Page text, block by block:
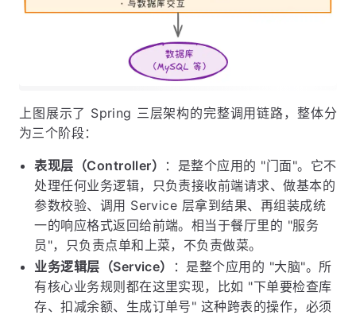
上图展示了 Spring 三层架构的完整调用链路，整体分
为三个阶段：
表现层（Controller）
：是整个应用的 "门面"。它不
处理任何业务逻辑，只负责接收前端请求、做基本的
参数校验、调用 Service 层拿到结果、再组装成统
一的响应格式返回给前端。相当于餐厅里的 "服务
员"，只负责点单和上菜，不负责做菜。
业务逻辑层（Service）
：是整个应用的 "大脑"。所
有核心业务规则都在这里实现，比如 "下单要检查库
存、扣减余额、生成订单号" 这种跨表的操作，必须